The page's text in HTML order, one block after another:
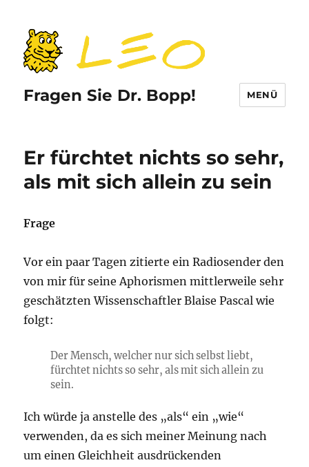
Fragen Sie Dr. Bopp! MENÜ
Er fürchtet nichts so sehr,
als mit sich allein zu sein
Frage
Vor ein paar Tagen zitierte ein Radiosender den
von mir für seine Aphorismen mittlerweile sehr
geschätzten Wissenschaftler Blaise Pascal wie
folgt:
Der Mensch, welcher nur sich selbst liebt,
fürchtet nichts so sehr, als mit sich allein zu
sein.
Ich würde ja anstelle des „als“ ein „wie“
verwenden, da es sich meiner Meinung nach
um einen Gleichheit ausdrückenden